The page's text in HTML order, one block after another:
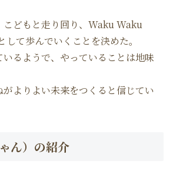
こどもと走り回り、Waku Waku
て歩んでいくことを決めた。
るようで、やっていることは地味
よりよい未来をつくると信じてい
ん）の紹介